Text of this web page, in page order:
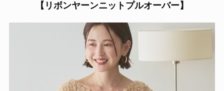
【リボンヤーンニットプルオーバー】